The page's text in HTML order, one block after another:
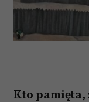
Kto pamięta,